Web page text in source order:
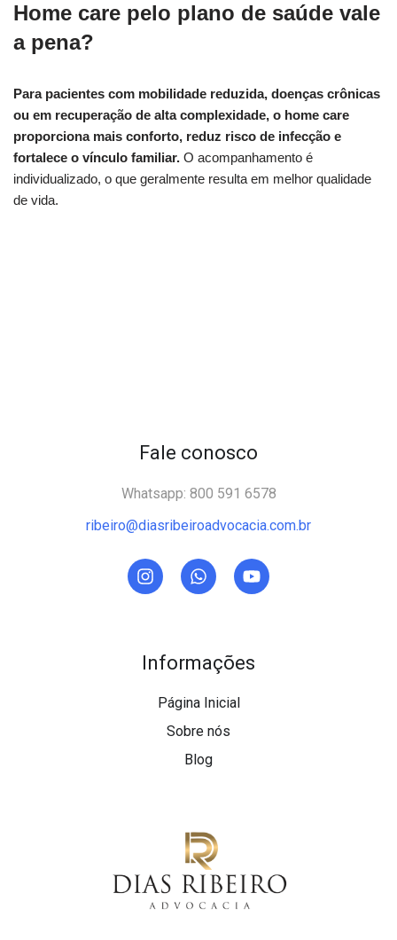
Home care pelo plano de saúde vale
a pena?
Para pacientes com mobilidade reduzida, doenças crônicas
ou em recuperação de alta complexidade, o home care
proporciona mais conforto, reduz risco de infecção e
fortalece o vínculo familiar. O acompanhamento é
individualizado, o que geralmente resulta em melhor qualidade
de vida.
Informações
Página Inicial
Sobre nós
Blog
Fale conosco
Whatsapp: 800 591 6578
ribeiro@diasribeiroadvocacia.com.br